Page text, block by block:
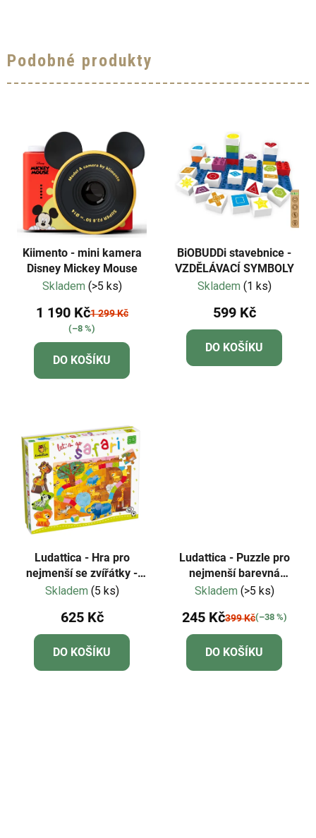
Podobné produkty
Kiimento - mini kamera
Disney Mickey Mouse
Skladem (>5 ks)
1 190 Kč1 299 Kč
(–8 %)
DO KOŠÍKU
BiOBUDDi stavebnice -
VZDĚLÁVACÍ SYMBOLY
Skladem (1 ks)
599 Kč
DO KOŠÍKU
Ludattica - Hra pro
nejmenší se zvířátky -
Safari
Skladem (5 ks)
625 Kč
DO KOŠÍKU
Ludattica - Puzzle pro
nejmenší barevná
zvířátka - Dudu
Skladem (>5 ks)
245 Kč399 Kč(–38 %)
DO KOŠÍKU